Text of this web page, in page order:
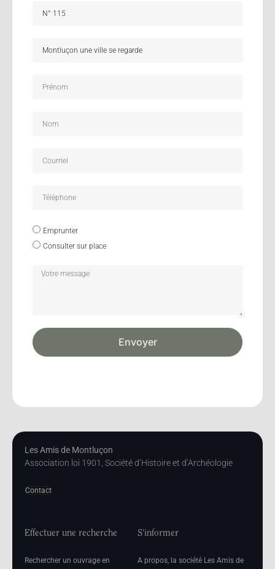
Emprunter
Consulter sur place
Envoyer
Les Amis de Montluçon
Association loi 1901, Société d’Histoire et d’Archéologie
Contact
Effectuer une recherche
Rechercher un ouvrage en
S'informer
A propos, la société Les Amis de